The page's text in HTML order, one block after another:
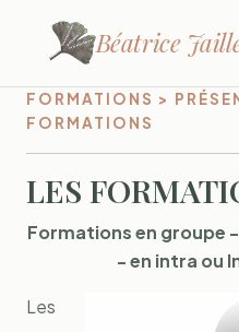
Béatrice
FORMATIONS >
FORMATIONS
LES
Formations en groupe
- en intra ou
Les